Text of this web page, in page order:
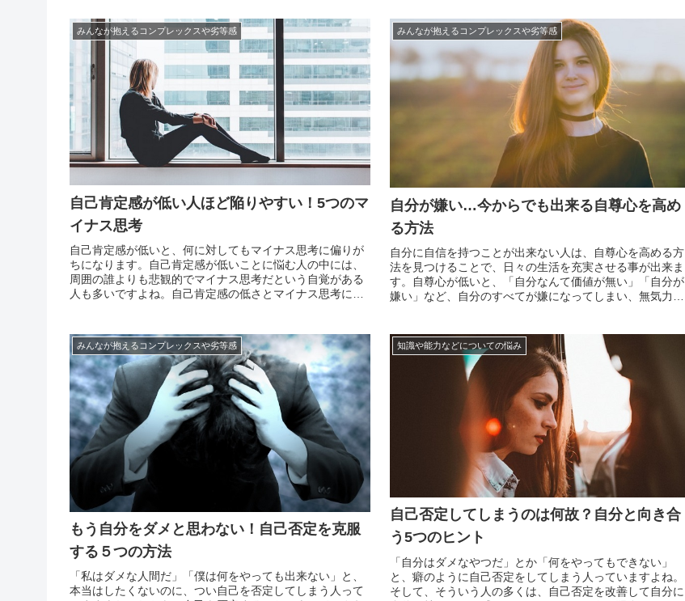
されるよう...
きたのは...
みんなが抱えるコンプレックスや劣等感
自己肯定感が低い人ほど陥りやすい！5つのマ
イナス思考
自己肯定感が低いと、何に対してもマイナス思考に偏りが
ちになります。自己肯定感が低いことに悩む人の中には、
周囲の誰よりも悲観的でマイナス思考だという自覚がある
人も多いですよね。自己肯定感の低さとマイナス思考には
は、マイ...
みんなが抱えるコンプレックスや劣等感
自分が嫌い…今からでも出来る自尊心を高め
る方法
自分に自信を持つことが出来ない人は、自尊心を高める方
法を見つけることで、日々の生活を充実させる事が出来ま
す。自尊心が低いと、「自分なんて価値が無い」「自分が
嫌い」など、自分のすべてが嫌になってしまい、無気力に
い」だと思...
みんなが抱えるコンプレックスや劣等感
もう自分をダメと思わない！自己否定を克服
する５つの方法
「私はダメな人間だ」「僕は何をやっても出来ない」と、
本当はしたくないのに、つい自己を否定してしまう人って
知識や能力などについての悩み
自己否定してしまうのは何故？自分と向き合
う5つのヒント
「自分はダメなやつだ」とか「何をやってもできない」
と、癖のように自己否定をしてしまう人っていますよね。
そして、そういう人の多くは、自己否定を改善して自分に